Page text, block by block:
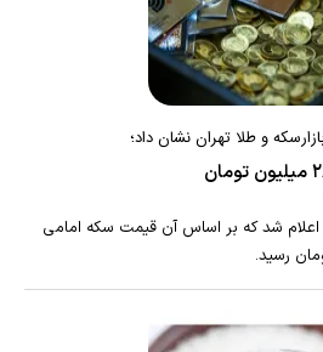
اعلام شد که بر اساس آن قیمت سکه امامی